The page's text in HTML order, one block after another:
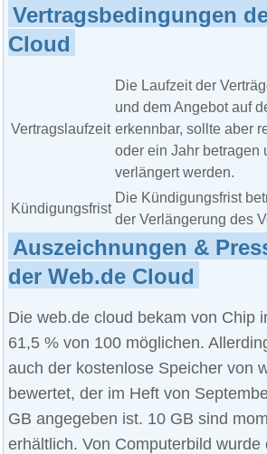
Vertragsbedingungen
Cloud
Vertragslaufzeit
Die Laufzeit der
und dem Angebot auf
erkennbar, sollte aber
oder ein Jahr betragen
verlängert werden.
Kündigungsfrist
Die Kündigungsfrist
der Verlängerung des
Auszeichnungen &
der Web.de Cloud
Die web.de cloud bekam von Chip
61,5 % von 100 möglichen.
auch der kostenlose Speicher von
bewertet, der im Heft von
GB angegeben ist. 10 GB sind
erhältlich. Von Computerbild wurde